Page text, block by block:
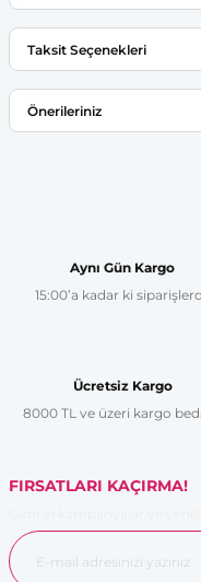
Bu
Taksit Seçenekleri
Önerileriniz
Ürün resmi kalitesiz,
Ürün fiyatı diğer
Aynı Gün Kargo
15:00’a kadar ki
Ücretsiz Kargo
8000 TL ve üzeri kargo
FIRSATLARI KAÇIRMA!